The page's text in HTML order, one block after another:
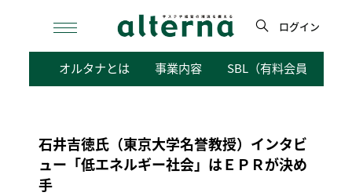
検
ログイン
オルタナとは 事業内容 SBL（有料会員向けサ
石井吉徳氏（東京大学名誉教授）インタビ
ュー「低エネルギー社会」はＥＰＲが決め
手